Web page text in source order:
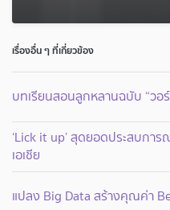
เรื่องอื่น ๆ ที่เกี่ยวข้อง
บทเรียนสอนลูกหลานฉบับ “วอ
‘Lick it up’ สุดยอดประสบก
เอเชีย
แปลง Big Data สร้างคุณค่า